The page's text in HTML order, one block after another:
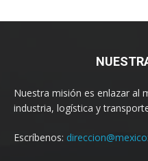
Nuestra misión es enlazar al
industria, logística y
Escríbenos: